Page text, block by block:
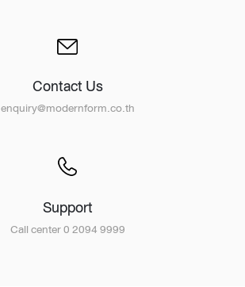
Contact Us
enquiry@modernform.co.th
Support
Call center 0 2094 9999